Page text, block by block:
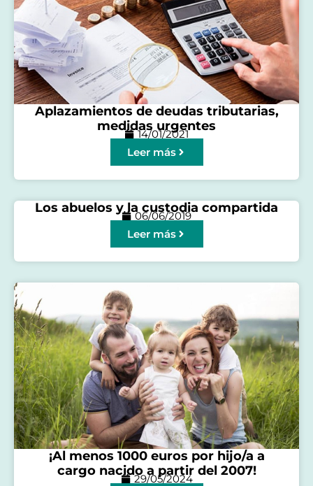
Aplazamientos de deudas tributarias,
medidas urgentes
14/01/2021
Leer más
Los abuelos y la custodia compartida
06/06/2019
Leer más
¡Al menos 1000 euros por hijo/a a
cargo nacido a partir del 2007!
29/05/2024